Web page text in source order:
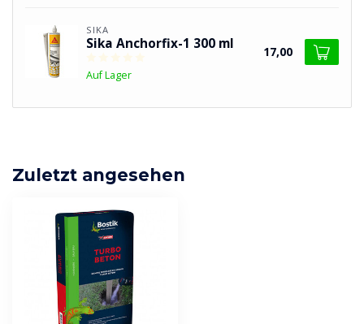
SIKA
Sika Anchorfix-1 300 ml
Auf Lager
17,00
Zuletzt angesehen